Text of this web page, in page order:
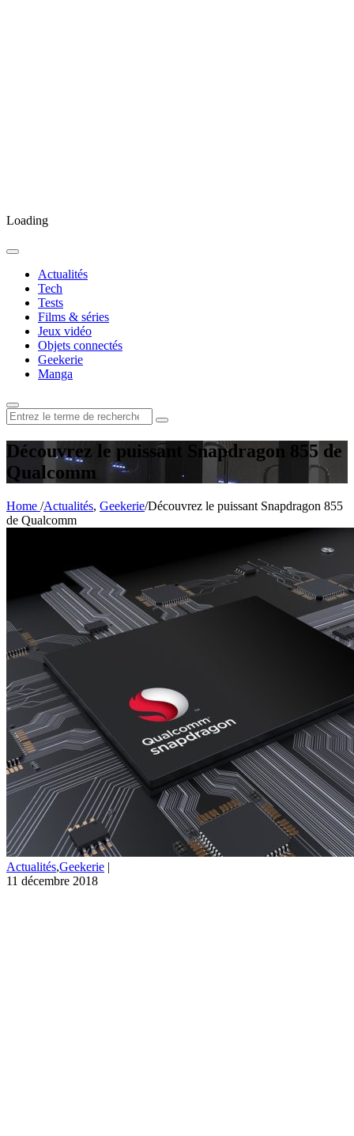
Loading
Actualités
Tech
Tests
Films & séries
Jeux vidéo
Objets connectés
Geekerie
Manga
Rechercher
:
Découvrez le puissant Snapdragon 855 de
Qualcomm
Home /Actualités, Geekerie/Découvrez le puissant Snapdragon 855
de Qualcomm
Actualités,Geekerie |
11 décembre 2018